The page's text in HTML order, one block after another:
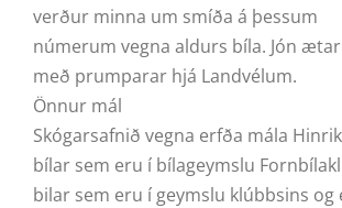
verður minna um smíða á þessum
númerum vegna aldurs bíla. Jón
með prumparar hjá Landvélum.
Önnur mál
Skógarsafnið vegna erfða mála
bílar sem eru í bílageymslu
bilar sem eru í geymslu klúbbsins og